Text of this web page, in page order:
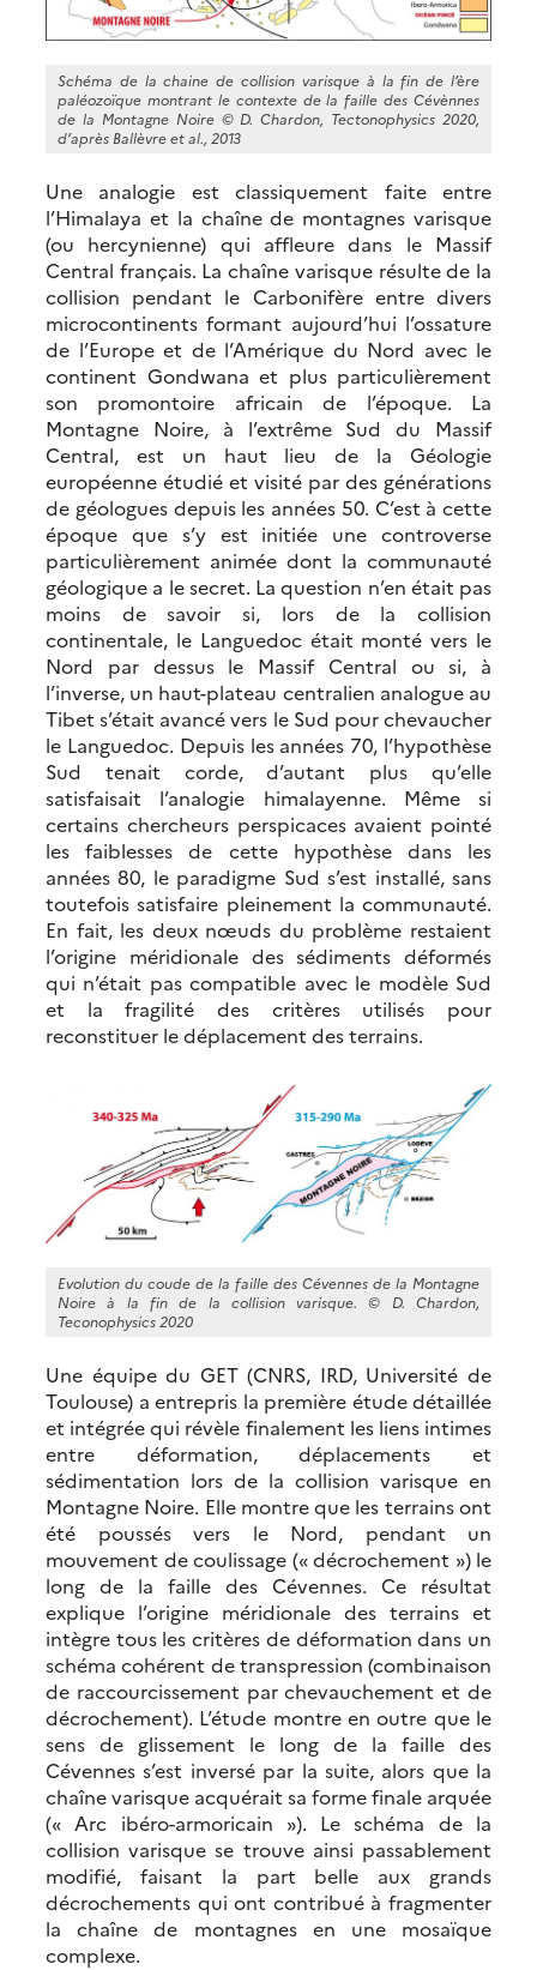
Schéma de la chaine de collision varisque à la fin de l’ère
paléozoïque montrant le contexte de la faille des Cévènnes
de la Montagne Noire © D. Chardon, Tectonophysics 2020,
d’après Ballèvre et al., 2013
Une analogie est classiquement faite entre
l’Himalaya et la chaîne de montagnes varisque
(ou hercynienne) qui affleure dans le Massif
Central français. La chaîne varisque résulte de la
collision pendant le Carbonifère entre divers
microcontinents formant aujourd’hui l’ossature
de l’Europe et de l’Amérique du Nord avec le
continent Gondwana et plus particulièrement
son promontoire africain de l’époque. La
Montagne Noire, à l’extrême Sud du Massif
Central, est un haut lieu de la Géologie
européenne étudié et visité par des générations
de géologues depuis les années 50. C’est à cette
époque que s’y est initiée une controverse
particulièrement animée dont la communauté
géologique a le secret. La question n’en était pas
moins de savoir si, lors de la collision
continentale, le Languedoc était monté vers le
Nord par dessus le Massif Central ou si, à
l’inverse, un haut-plateau centralien analogue au
Tibet s’était avancé vers le Sud pour chevaucher
le Languedoc. Depuis les années 70, l’hypothèse
Sud tenait corde, d’autant plus qu’elle
satisfaisait l’analogie himalayenne. Même si
certains chercheurs perspicaces avaient pointé
les faiblesses de cette hypothèse dans les
années 80, le paradigme Sud s’est installé, sans
toutefois satisfaire pleinement la communauté.
En fait, les deux nœuds du problème restaient
l’origine méridionale des sédiments déformés
qui n’était pas compatible avec le modèle Sud
et la fragilité des critères utilisés pour
reconstituer le déplacement des terrains.
Evolution du coude de la faille des Cévennes de la Montagne
Noire à la fin de la collision varisque. © D. Chardon,
Teconophysics 2020
Une équipe du GET (CNRS, IRD, Université de
Toulouse) a entrepris la première étude détaillée
et intégrée qui révèle finalement les liens intimes
entre déformation, déplacements et
sédimentation lors de la collision varisque en
Montagne Noire. Elle montre que les terrains ont
été poussés vers le Nord, pendant un
mouvement de coulissage (« décrochement ») le
long de la faille des Cévennes. Ce résultat
explique l’origine méridionale des terrains et
intègre tous les critères de déformation dans un
schéma cohérent de transpression (combinaison
de raccourcissement par chevauchement et de
décrochement). L’étude montre en outre que le
sens de glissement le long de la faille des
Cévennes s’est inversé par la suite, alors que la
chaîne varisque acquérait sa forme finale arquée
(« Arc ibéro-armoricain »). Le schéma de la
collision varisque se trouve ainsi passablement
modifié, faisant la part belle aux grands
décrochements qui ont contribué à fragmenter
la chaîne de montagnes en une mosaïque
complexe.